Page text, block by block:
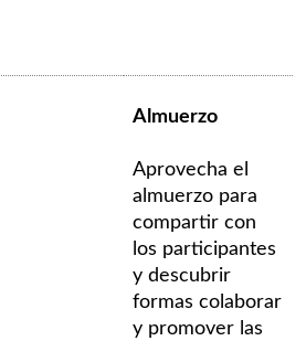
Almuerzo
Aprovecha el
almuerzo para
compartir con
los participantes
y descubrir
formas colaborar
y promover las